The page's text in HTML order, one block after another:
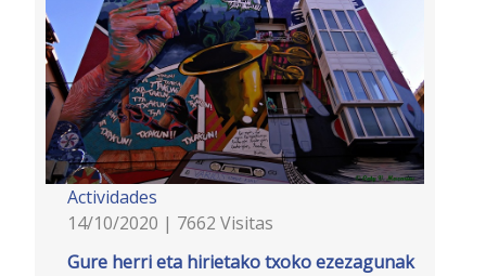
Actividades
14/10/2020 | 7662 Visitas
Gure herri eta hirietako txoko ezezagunak